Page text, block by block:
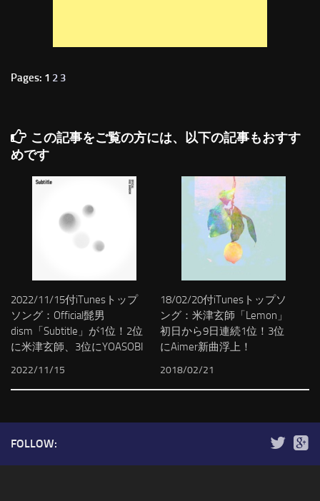
Pages: 1 2 3
この記事をご覧の方には、以下の記事もおすす
めです
2022/11/15付iTunesトップ
ソング：Official髭男
dism「Subtitle」が1位！2位
に米津玄師、3位にYOASOBI
2022/11/15
18/02/20付iTunesトップソ
ング：米津玄師「Lemon」
初日から9日連続1位！3位
にAimer新曲浮上！
2018/02/21
FOLLOW: